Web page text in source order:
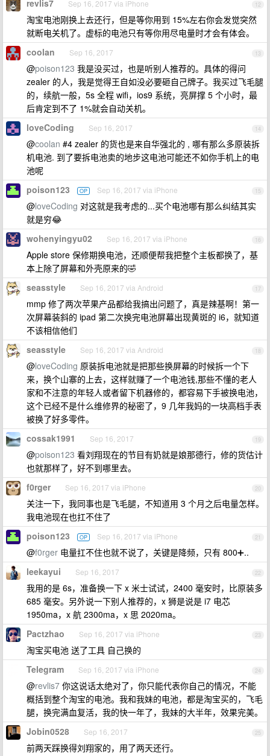
12
revlis7 Sep 16, 2017 via iPhone
淘宝电池刚换上去还行，但是等你用到 15%左右你会发觉突然
就断电关机了。虚标的电池只有等你用尽电量时才会有体会。
13
coolan Sep 16, 2017
@poison123 我是没买过，也是听别人推荐的。具体的得问
zealer 的人，我是觉得王自如没必要砸自己牌子。我买过飞毛腿
的，续航一般，5s 全程 wifi，ios9 系统，亮屏撑 5 个小时，最
后肯定到不了 1%就会自动关机。
14
loveCoding Sep 16, 2017
@coolan #4 zealer 的货也是来自华强北的 , 哪有那么多原装拆
机电池. 到了要拆电池卖的地步这电池可能还不如你手机上的电
池呢
15
poison123 OP Sep 16, 2017 via iPhone
@loveCoding 对这就是我考虑的...买个电池哪有那么纠结其实
就是穷😂
16
wohenyingyu02 Sep 16, 2017 via iPhone
Apple store 保修期换电池，还顺便帮我把整个主板都换了，基
本上除了屏幕和外壳原来的🤣
17
seasstyle Sep 16, 2017 via Android
mmp 修了两次苹果产品都给我搞出问题了，真是辣基啊！第一
次屏幕装斜的 ipad 第二次换完电池屏幕出现黄斑的 i6，就知道
不该相信他们
18
seasstyle Sep 16, 2017 via Android
@loveCoding 原装拆电池就是把那些换屏幕的时候拆一个下
来，换个山寨的上去，这样就赚了一个电池钱,那些不懂的老人
家和不注意的年轻人或者留下机器修的，都容易下手被换电池，
这个已经不是什么维修界的秘密了，9 几年我妈的一块高档手表
被换了好多零件。
19
cossak1991 Sep 16, 2017
@poison123 看刘翔现在的节目有奶就是娘那德行，修的货估计
也就那样了，好不到哪里去。
20
f0rger Sep 16, 2017 via iPhone
关注一下，我同事也是飞毛腿，不知道用 3 个月之后电量怎样。
我电池现在也扛不住了
21
poison123 OP Sep 16, 2017 via iPhone
@f0rger 电量扛不住也就不说了，关键是降频，只有 800➕..
22
leekayui Sep 16, 2017
我用的是 6s，准备换一下 x 米士试试，2400 毫安时，比原装多
685 毫安。另外说一下别人推荐的，x 狮是说是 i7 电芯
1950ma，x 航 2300ma，x 思 2020ma。
23
Pactzhao Sep 16, 2017 via iPhone
淘宝买电池 送了工具 自己换的
24
Telegram Sep 16, 2017 via iPhone
@revlis7 你这说话太绝对了，你只能代表你自己的情况，不能
概括到整个淘宝的电池。我和我妹的电池，都是淘宝买的，飞毛
腿，换完满血复活，我的快一年了，我妹的大半年，效果完美。
25
Jobin0528 Sep 16, 2017
前两天踩换得刘翔家的，用了两天还行。